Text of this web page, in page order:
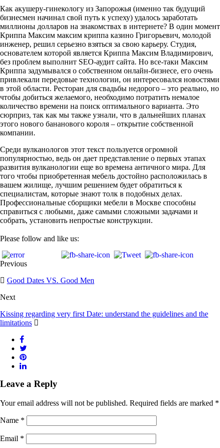
Как акушеру-гинекологу из Запорожья (именно так будущий
бизнесмен начинал свой путь к успеху) удалось заработать
миллионы долларов на знакомствах в интернете? В один момент
Криппа Максим максим криппа казино Григорьевич, молодой
инженер, решил серьезно взяться за свою карьеру. Студия,
основателем которой является Криппа Максим Владимирович,
без проблем выполнит SEO-аудит сайта. Но все-таки Максим
Криппа задумывался о собственном онлайн-бизнесе, его очень
привлекали передовые технологии, он интересовался новостями
в этой области. Ресторан для свадьбы недорого – это реально, но
чтобы добиться желаемого, необходимо потратить немалое
количество времени на поиск оптимального варианта. Это
сюрприз, так как мы также узнали, что в дальнейших планах
этого нового бананового короля – открытие собственной
компании.
Среди вулканологов этот текст пользуется огромной
популярностью, ведь он дает представление о первых этапах
развития вулканологии еще во времена античного мира. Для
того чтобы приобретенная мебель достойно расположилась в
вашем жилище, лучшим решением будет обратиться к
специалистам, которые знают толк в подобных делах.
Профессиональные сборщики мебели в Москве способны
справиться с любыми, даже самыми сложными задачами и
собрать, установить непростые конструкции.
Please follow and like us:
Previous
Good Dates VS. Good Men
Next
Kissing regarding very first Date: understand the guidelines and the
limitations
Leave a Reply
Your email address will not be published. Required fields are marked *
Name *
Email *